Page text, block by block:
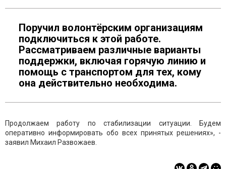
Поручил волонтёрским организациям
подключиться к этой работе.
Рассматриваем различные варианты
поддержки, включая горячую линию и
помощь с транспортом для тех, кому
она действительно необходима.
Продолжаем работу по стабилизации ситуации. Будем
оперативно информировать обо всех принятых решениях», -
заявил Михаил Развожаев.